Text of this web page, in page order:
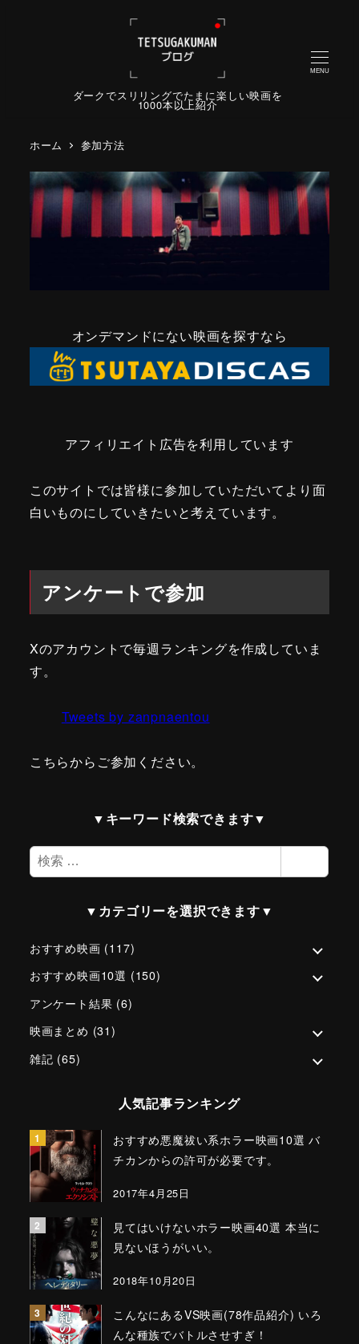
ダークでスリリングでたまに楽しい映画を
1000本以上紹介
MENU
ホーム 参加方法
オンデマンドにない映画を探すなら
アフィリエイト広告を利用しています
このサイトでは皆様に参加していただいてより面
白いものにしていきたいと考えています。
アンケートで参加
Xのアカウントで毎週ランキングを作成していま
す。
Tweets by zanpnaentou
こちらからご参加ください。
▼キーワード検索できます▼
検
索
▼カテゴリーを選択できます▼
おすすめ映画 (117)
おすすめ映画10選 (150)
アンケート結果 (6)
映画まとめ (31)
雑記 (65)
人気記事ランキング
おすすめ悪魔祓い系ホラー映画10選 バ
チカンからの許可が必要です。
2017年4月25日
見てはいけないホラー映画40選 本当に
見ないほうがいい。
2018年10月20日
こんなにあるVS映画(78作品紹介) いろ
んな種族でバトルさせすぎ！